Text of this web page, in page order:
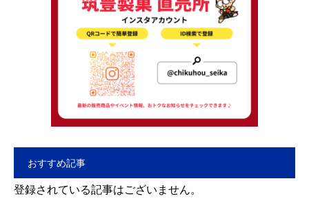
おすすめ記事
登録されている記事はございません。